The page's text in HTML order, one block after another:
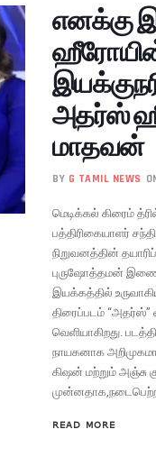
எனக்கு
அதர்ஸ்
மாதவன்
BY G TAMIL NEWS
மெடிக்கல் கிரைம்
பத்திரிகையாளர்
நிறுவனத்தின்
புருஷோத்தமன்
இயக்கத்தில்
திரைப்படம் “அதர்ஸ்”
வெளியாகிறது.
நாயகனாக
கிஷன் மற்றும் அஞ்சு
READ MORE